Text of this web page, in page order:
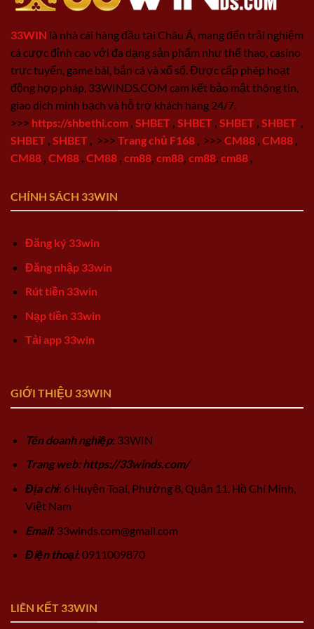
33WIN là nhà cái hàng đầu tại Châu Á, mang đến trải nghiệm
cá cược đỉnh cao với đa dạng sản phẩm như thể thao, casino
trực tuyến, game bài, bắn cá và xổ số. Được cấp phép hoạt
động hợp pháp, 33WINDS.COM cam kết bảo mật thông tin,
giao dịch minh bạch và hỗ trợ khách hàng 24/7.
>>> https://shbethi.com SHBET SHBET SHBET SHBET
SHBET SHBET >>> Trang chủ F168 >>> CM88 CM88
CM88 CM88 CM88 cm88 cm88 cm88 cm88
CHÍNH SÁCH 33WIN
Đăng ký 33win
Đăng nhập 33win
Rút tiền 33win
Nạp tiền 33win
Tải app 33win
GIỚI THIỆU 33WIN
Tên doanh nghiệp: 33WIN
Trang web: https://33winds.com/
Địa chỉ: 6 Huyện Toại, Phường 8, Quận 11, Hồ Chí Minh,
Việt Nam
Email: 33winds.com@gmail.com
Điện thoại: 0911009870
LIÊN KẾT 33WIN